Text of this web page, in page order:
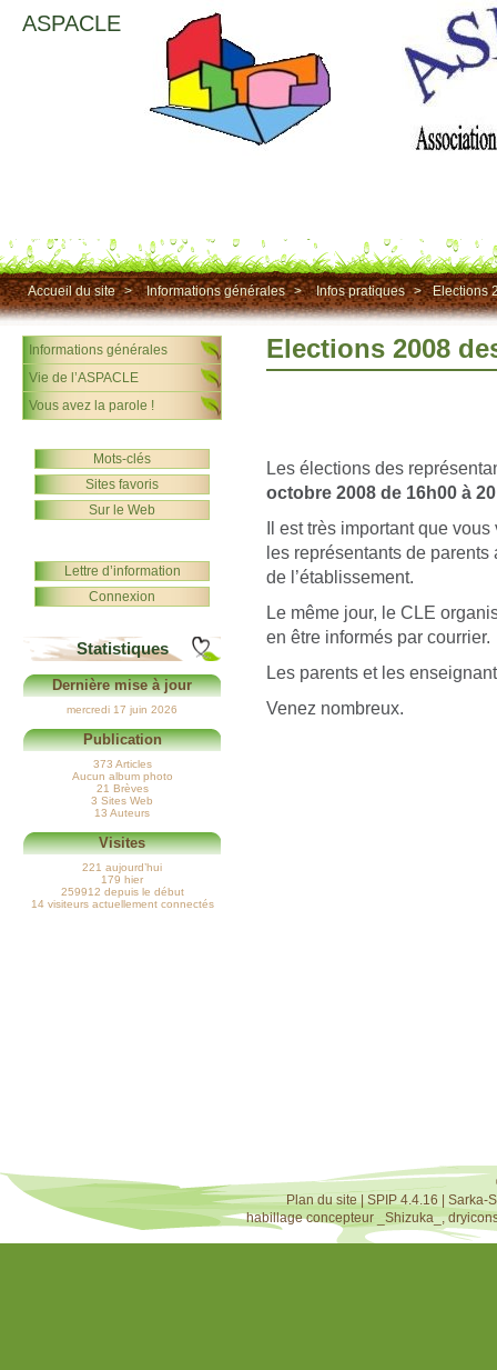
ASPACLE
Accueil du site > Informations générales > Infos pratiques > Elections
Elections 2008
Les élections des
octobre 2008 de 16h00 à
Il est très important que
les représentants de
de l’établissement.
Le même jour, le CLE
en être informés par courrier.
Les parents et les
Venez nombreux.
Informations générales
Vie de l’ASPACLE
Vous avez la parole !
Mots-clés
Sites favoris
Sur le Web
Lettre d’information
Connexion
Statistiques
Dernière mise à jour
mercredi 17 juin 2026
Publication
373 Articles
Aucun album photo
21 Brèves
3 Sites Web
13 Auteurs
Visites
221 aujourd’hui
179 hier
259912 depuis le début
14 visiteurs actuellement connectés
Plan du site|SPIP 4.4.16
Sarka-
habillage concepteur
_Shizuka_,